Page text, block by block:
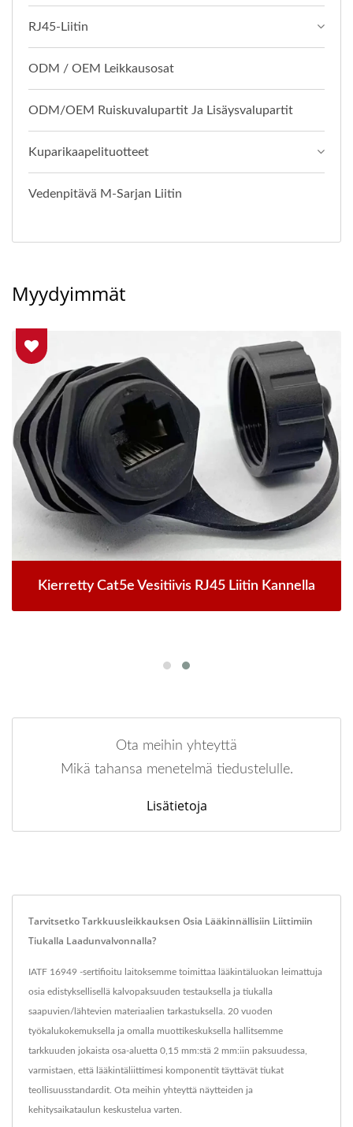
RJ45-Liitin
ODM / OEM Leikkausosat
ODM/OEM Ruiskuvalupartit Ja Lisäysvalupartit
Kuparikaapelituotteet
Vedenpitävä M-Sarjan Liitin
Myydyimmät
Kierretty Cat5e Vesitiivis RJ45 Liitin Kannella
Ota meihin yhteyttä
Mikä tahansa menetelmä tiedustelulle.
Lisätietoja
Tarvitsetko Tarkkuusleikkauksen Osia Lääkinnällisiin Liittimiin
Tiukalla Laadunvalvonnalla?
IATF 16949 -sertifioitu laitoksemme toimittaa lääkintäluokan leimattuja
osia edistyksellisellä kalvopaksuuden testauksella ja tiukalla
saapuvien/lähtevien materiaalien tarkastuksella. 20 vuoden
työkalukokemuksella ja omalla muottikeskuksella hallitsemme
tarkkuuden jokaista osa-aluetta 0,15 mm:stä 2 mm:iin paksuudessa,
varmistaen, että lääkintäliittimesi komponentit täyttävät tiukat
teollisuusstandardit. Ota meihin yhteyttä näytteiden ja
kehitysaikataulun keskustelua varten.